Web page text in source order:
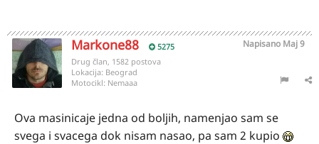
Markone88 5275 Napisano Maj 9
Drug član, 1582 postova
Lokacija: Beograd
Motocikl: Nemaaa
Ova masinicaje jedna od boljih, namenjao sam se
svega i svacega dok nisam nasao, pa sam 2 kupio